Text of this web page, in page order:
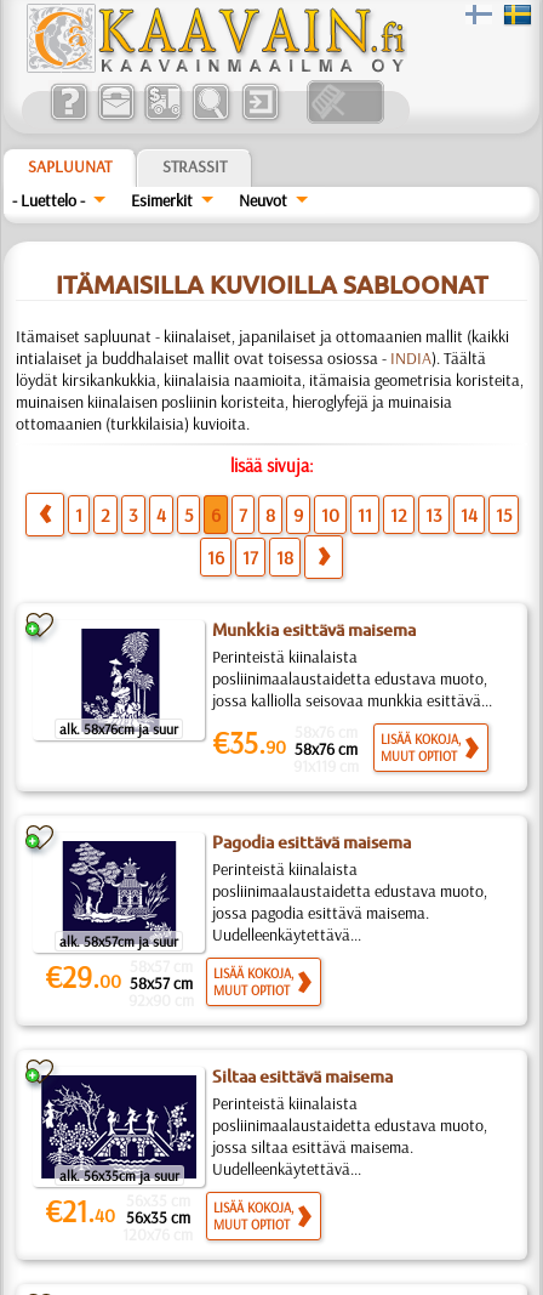
SAPLUUNAT
STRASSIT
- Luettelo -
Esimerkit Neuvot
ITÄMAISILLA KUVIOILLA SABLOONAT
Itämaiset sapluunat - kiinalaiset, japanilaiset ja ottomaanien mallit (kaikki
intialaiset ja buddhalaiset mallit ovat toisessa osiossa - INDIA). Täältä
löydät kirsikankukkia, kiinalaisia naamioita, itämaisia geometrisia koristeita,
muinaisen kiinalaisen posliinin koristeita, hieroglyfejä ja muinaisia
ottomaanien (turkkilaisia) kuvioita.
lisää sivuja:
1 2 3 4 5 6 7 8 9 10 11 12 13 14
15
16
17 18
alk. 58x76cm ja suur
Munkkia esittävä maisema
Perinteistä kiinalaista
posliinimaalaustaidetta edustava muoto,
jossa kalliolla seisovaa munkkia esittävä...
€35.90 58x76 cm
LISÄÄ KOKOJA,
MUUT OPTIOT
alk. 58x57cm ja suur
Pagodia esittävä maisema
Perinteistä kiinalaista
posliinimaalaustaidetta edustava muoto,
jossa pagodia esittävä maisema.
Uudelleenkäytettävä...
€29.00 58x57 cm
LISÄÄ KOKOJA,
MUUT OPTIOT
alk. 56x35cm ja suur
Siltaa esittävä maisema
Perinteistä kiinalaista
posliinimaalaustaidetta edustava muoto,
jossa siltaa esittävä maisema.
Uudelleenkäytettävä...
€21.40 56x35 cm
LISÄÄ KOKOJA,
MUUT OPTIOT